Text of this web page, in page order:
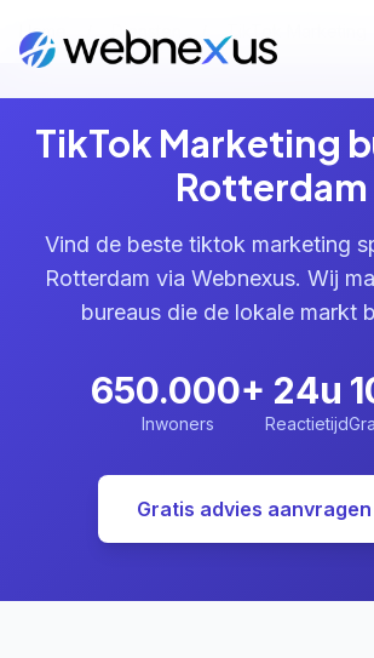
Home Diensten TikTok Marketing
TikTok Marketing
Rotterdam
Vind de beste tiktok marketing
Rotterdam via Webnexus. Wij
bureaus die de lokale markt
650.000+
Inwoners
24u
Reactietijd
Gratis advies aanvragen